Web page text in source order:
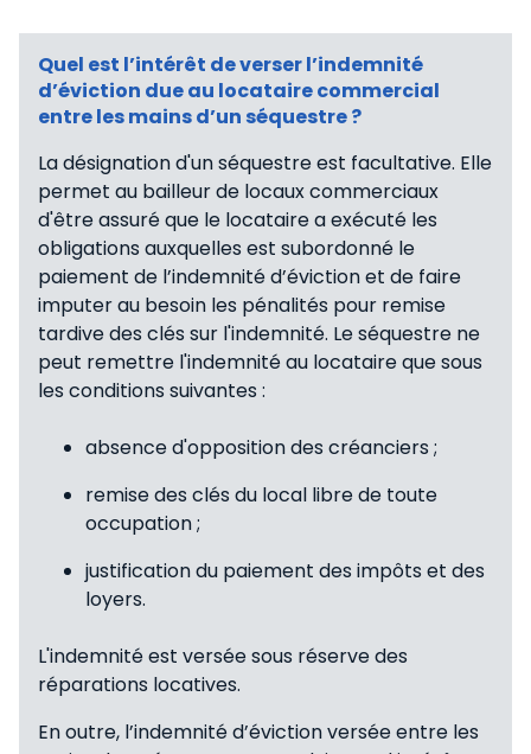
Quel est l’intérêt de verser l’indemnité
d’éviction due au locataire commercial
entre les mains d’un séquestre ?
La désignation d'un séquestre est facultative. Elle
permet au bailleur de locaux commerciaux
d'être assuré que le locataire a exécuté les
obligations auxquelles est subordonné le
paiement de l’indemnité d’éviction et de faire
imputer au besoin les pénalités pour remise
tardive des clés sur l'indemnité. Le séquestre ne
peut remettre l'indemnité au locataire que sous
les conditions suivantes :
absence d'opposition des créanciers ;
remise des clés du local libre de toute
occupation ;
justification du paiement des impôts et des
loyers.
L'indemnité est versée sous réserve des
réparations locatives.
En outre, l’indemnité d’éviction versée entre les